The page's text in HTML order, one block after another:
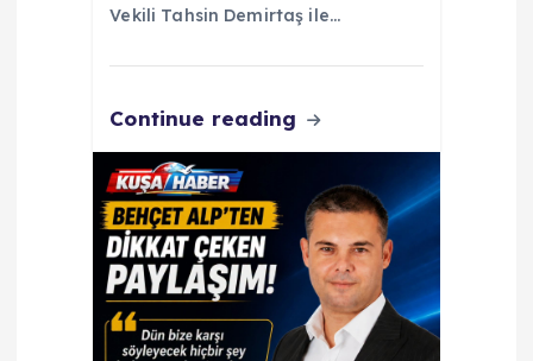
Vekili Tahsin Demirtaş ile…
Continue reading